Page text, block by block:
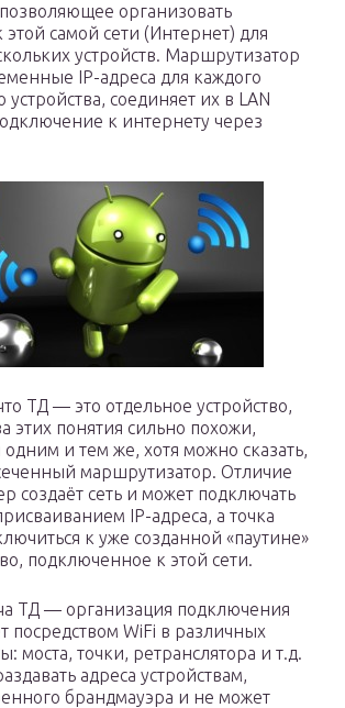
организовать
самой сети (Интернет) для
устройств. Маршрутизатор
IP-адреса для каждого
соединяет их в LAN
к интернету через
ТД — это отдельное устройство,
этих понятия сильно похожи,
одним и тем же, хотя можно сказать,
маршрутизатор. Отличие
создаёт сеть и может подключать
IP-адреса, а точка
к уже созданной «паутине»
подключенное к этой сети.
ТД — организация подключения
посредством WiFi в различных
моста, точки, ретранслятора и т.д.
адреса устройствам,
брандмауэра и не может